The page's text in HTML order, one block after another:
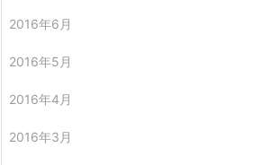
2016年6月
2016年5月
2016年4月
2016年3月